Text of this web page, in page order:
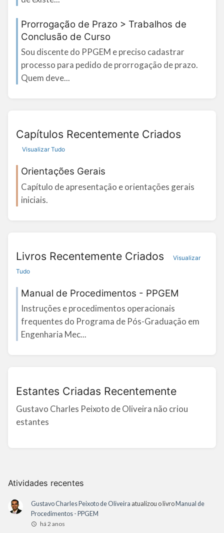
Atividades recentes
Gustavo Charles Peixoto de Oliveira atualizou o livro Manual de
Procedimentos - PPGEM
há 2 anos
Prorrogação de Prazo > Trabalhos de
Conclusão de Curso
Sou discente do PPGEM e preciso cadastrar
processo para pedido de prorrogação de prazo.
Quem deve...
Capítulos Recentemente Criados
Visualizar Tudo
Orientações Gerais
Capítulo de apresentação e orientações gerais
iniciais.
Livros Recentemente Criados
Visualizar
Tudo
Manual de Procedimentos - PPGEM
Instruções e procedimentos operacionais
frequentes do Programa de Pós-Graduação em
Engenharia Mec...
Estantes Criadas Recentemente
Gustavo Charles Peixoto de Oliveira não criou
estantes